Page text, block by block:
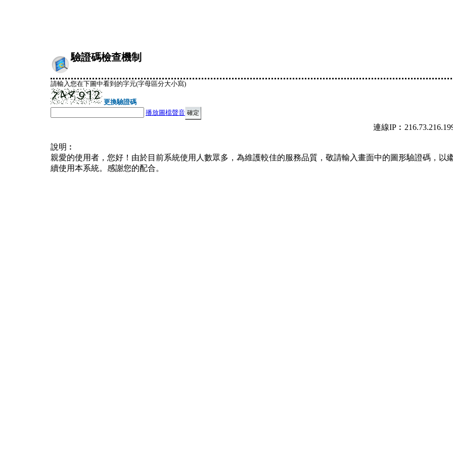
驗證碼檢查機制
請輸入您在下圖中看到的字元(字母區分大小寫)
更換驗證碼
播放圖檔聲音
連線
說明︰
親愛的使用者，您好！由於目前系統使用人數眾多，為維護較佳的服務品質，敬請輸入畫面中的圖形驗證碼，以
續使用本系統。感謝您的配合。